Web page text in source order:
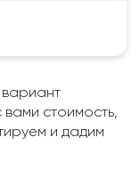
стоимость,
и дадим